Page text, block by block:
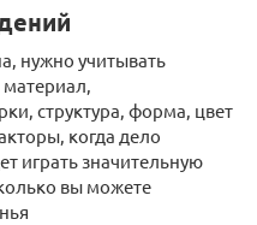
нужно учитывать
структура, форма, цвет
когда дело
играть значительную
вы можете